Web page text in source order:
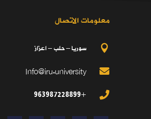
معلومات الاتصال
 سوريا – حلب – اعزاز

Info@iru.university

+963987228899